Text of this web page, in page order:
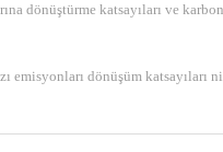
dönüştürme katsayıları ve
emisyonları dönüşüm